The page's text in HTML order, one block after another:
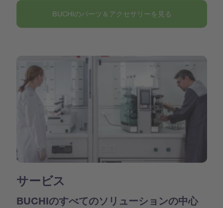
BUCHIのパーツ＆アクセサリーを見る
サービス
BUCHIのすべてのソリューションの中心